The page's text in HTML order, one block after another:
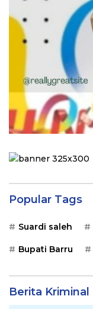
Popular Tags
Suardi saleh
Bupati Barru
Berita Kriminal